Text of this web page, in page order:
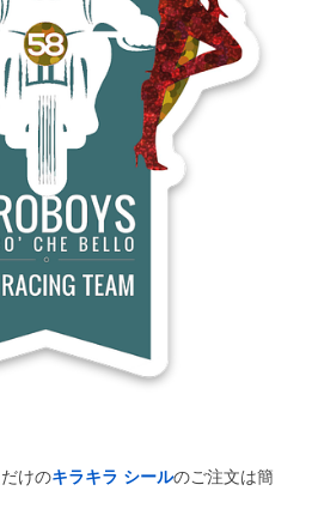
けのキラキラ シールのご注文は簡